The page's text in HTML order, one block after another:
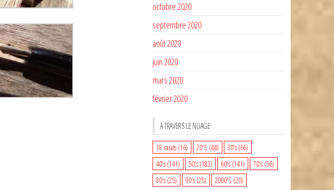
octobre 2020
septembre 2020
août 2020
juin 2020
mars 2020
février 2020
A TRAVERS LE NUAGE
18 carats(16) 20'S (44) 30's(66)
40's(141) 50's(182) 60's(141) 70's(56)
80's(25) 90's(25) 2000'S (20)